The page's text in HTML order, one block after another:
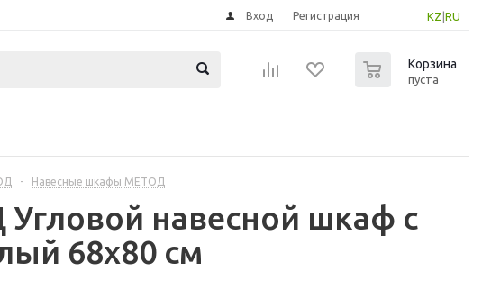
KZ RU
Вход Регистрация
Корзина
пуста
- Навесные шкафы МЕТОД
Угловой навесной шкаф с
68x80 см